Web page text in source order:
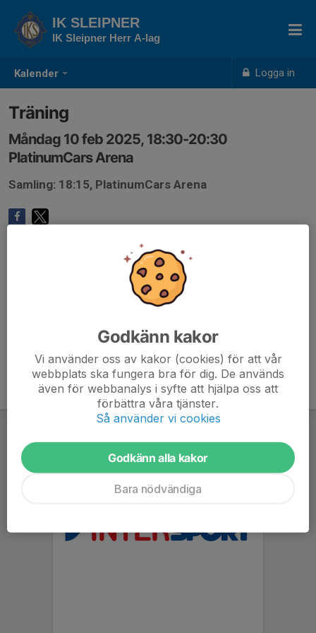
Kalender Logga in
IK SLEIPNER
IK Sleipner Herr A-lag
Träning
Måndag 10 feb 2025, 18:30-20:30
PlatinumCars Arena
Samling: 18:15, PlatinumCars Arena
Godkänn kakor
Vi använder oss av kakor (cookies) för att vår
webbplats ska fungera bra för dig. De används
även för webbanalys i syfte att hjälpa oss att
förbättra våra tjänster.
Så använder vi cookies
Godkänn alla kakor
Bara nödvändiga